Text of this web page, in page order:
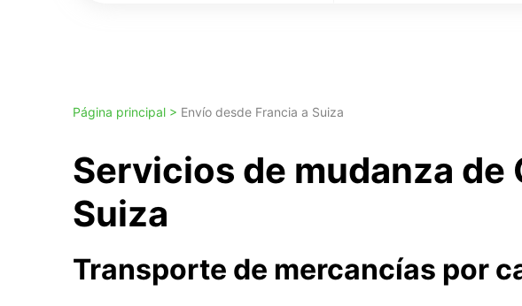
Página principal > Envío desde Francia a Suiza
Servicios de mudanza
Suiza
Transporte de mercancías por